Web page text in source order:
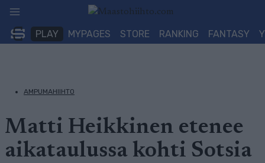
Siirry
PLAY MYPAGES STORE RANKING FANTASY
AMPUMAHIIHTO
Matti Heikkinen etenee
aikataulussa kohti Sotsia